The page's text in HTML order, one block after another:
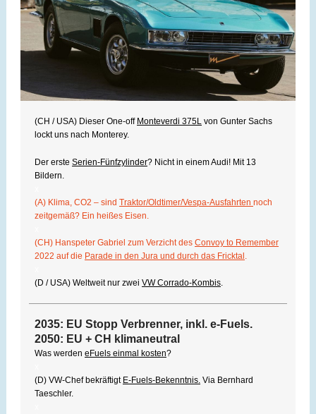
(CH / USA) Dieser One-off Monteverdi 375L von Gunter Sachs
lockt uns nach Monterey.
Der erste Serien-Fünfzylinder? Nicht in einem Audi! Mit 13
Bildern.
(A) Klima, CO2 – sind Traktor/Oldtimer/Vespa-Ausfahrten noch
zeitgemäß? Ein heißes Eisen.
(CH) Hanspeter Gabriel zum Verzicht des Convoy to Remember
2022 auf die Parade in den Jura und durch das Fricktal .
(D / USA) Weltweit nur zwei VW Corrado-Kombis.
2035: EU Stopp Verbrenner, inkl. e-Fuels.
2050: EU + CH klimaneutral
Was werden eFuels einmal kosten?
(D) VW-Chef bekräftigt E-Fuels-Bekenntnis. Via Bernhard
Taeschler.